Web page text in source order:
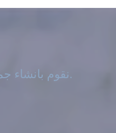
نقوم بانشاء جميع أنواع الحملات التسويقية على جميع المنصات الاجتماعية لزيادة شريحة جمهورك وجذب عملاء جدد..أكتشف أكثر